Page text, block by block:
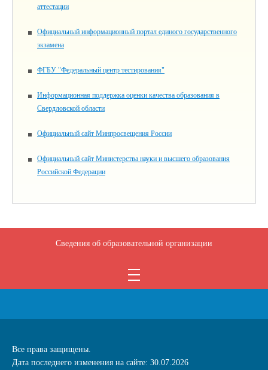
аттестации
Официальный информационный портал единого государственного
экзамена
ФГБУ "Федеральный центр тестирования"
Информационная поддержка оценки качества образования в
Свердловской области
Официальный сайт Минпросвещения России
Официальный сайт Министерства науки и высшего образования
Российской Федерации
Сведения об образовательной организации
Все права защищены.
Дата последнего изменения на сайте: 30.07.2026